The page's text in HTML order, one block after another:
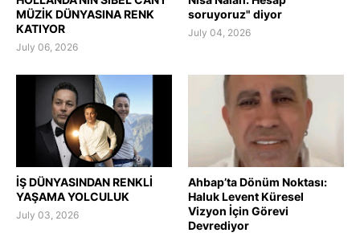
MÜZİK DÜNYASINA RENK
KATIYOR
July 06, 2026
soruyoruz" diyor
July 04, 2026
İŞ DÜNYASINDAN RENKLİ
YAŞAMA YOLCULUK
July 03, 2026
Ahbap’ta Dönüm Noktası:
Haluk Levent Küresel
Vizyon İçin Görevi
Devrediyor